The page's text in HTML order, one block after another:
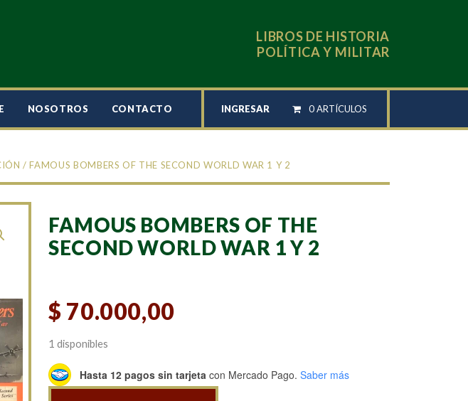
LIBROS DE HISTORIA
POLÍTICA Y MILITAR
NOSOTROS CONTACTO INGRESAR 0 ARTÍCULOS
/ FAMOUS BOMBERS OF THE SECOND WORLD WAR 1 Y 2
FAMOUS BOMBERS OF THE
SECOND WORLD WAR 1 Y 2
$ 70.000,00
1 disponibles
Hasta 12 pagos sin tarjeta con Mercado Pago. Saber más